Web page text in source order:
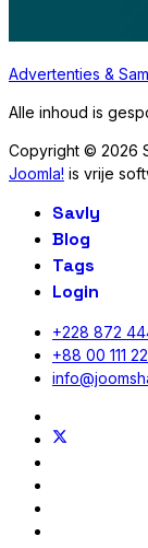
Advertenties &
Alle inhoud is
Copyright © 2026
Joomla! is vrije
Savly
Blog
Tags
Login
+228 872
+88 00 111